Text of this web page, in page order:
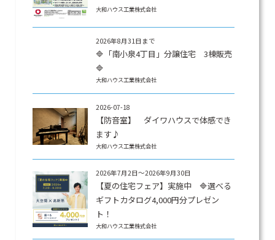
大和ハウス工業株式会社
2026年8月31日まで
🔷「南小泉4丁目」分譲住宅 3棟販売
🔷
大和ハウス工業株式会社
2026-07-18
【防音室】 ダイワハウスで体感でき
ます♪
大和ハウス工業株式会社
2026年7月2日～2026年9月30日
【夏の住宅フェア】実施中 🔷選べる
ギフトカタログ4,000円分プレゼン
ト！
大和ハウス工業株式会社